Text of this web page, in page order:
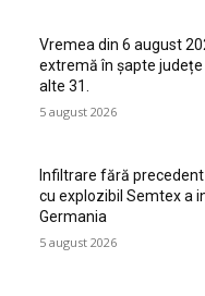
Vremea din 6 august
extremă în șapte
alte 31.
5 august 2026
Infiltrare fără
cu explozibil Semtex a
Germania
5 august 2026